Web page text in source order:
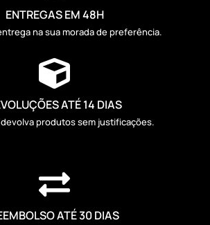
ENTREGAS EM 48H
na sua morada de preferência.

ATÉ 14 DIAS
produtos sem justificações.

ATÉ 30 DIAS